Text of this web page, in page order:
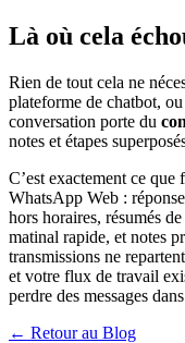
Là où cela
Rien de tout cela ne
plateforme de chatbot,
conversation porte du
notes et étapes
C’est exactement ce que
WhatsApp Web :
hors horaires, résumés
matinal rapide, et notes
transmissions ne
et votre flux de travail
perdre des messages
← Retour au Blog